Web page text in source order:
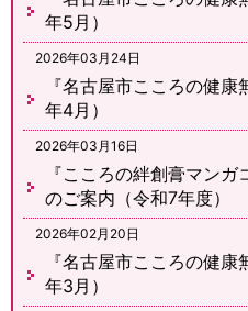
年5月）
2026年03月24日
『名古屋市こころの健
年4月）
2026年03月16日
『こころの絆創膏マン
のご案内（令和7年度）
2026年02月20日
『名古屋市こころの健
年3月）